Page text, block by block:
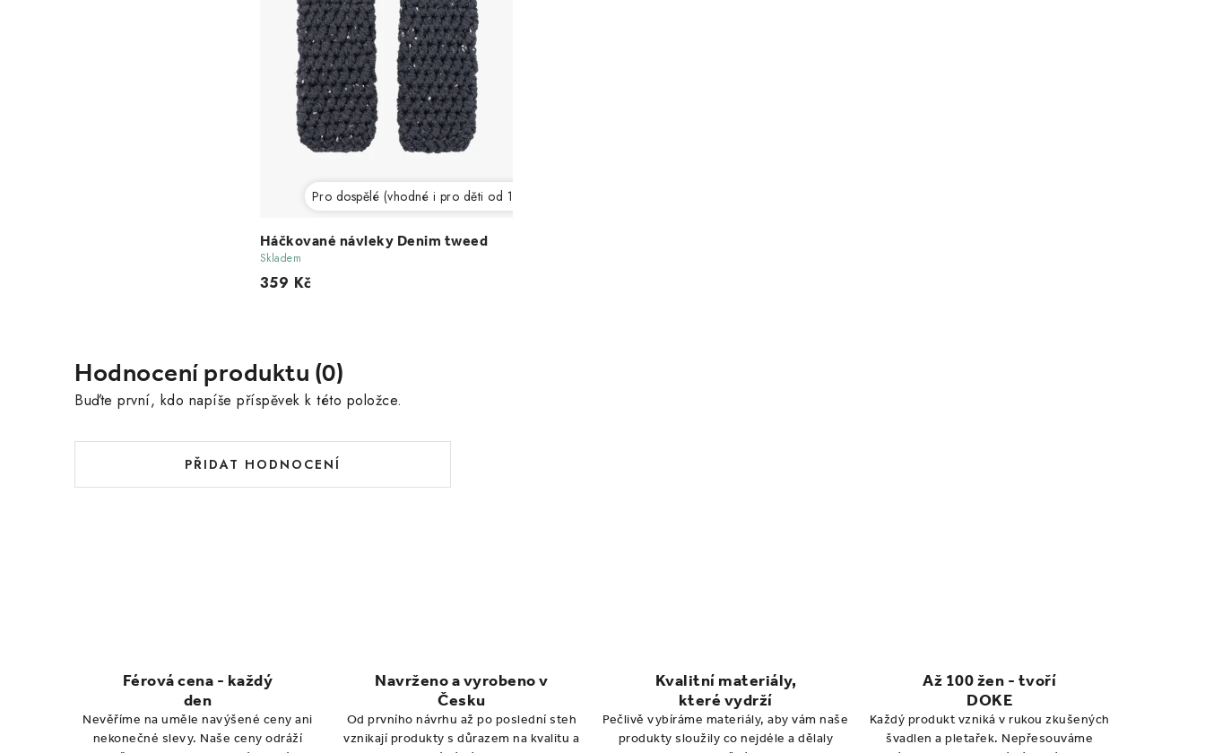
Férová cena - každý
den
Nevěříme na uměle navýšené ceny ani
nekonečné slevy. Naše ceny odráží
Navrženo a vyrobeno v
Česku
Od prvního návrhu až po poslední steh
vznikají produkty s důrazem na kvalitu a
Kvalitní materiály,
které vydrží
Pečlivě vybíráme materiály, aby vám naše
produkty sloužily co nejdéle a dělaly
Až 100 žen - tvoří
DOKE
Každý produkt vzniká v rukou zkušených
švadlen a pletařek. Nepřesouváme
Hodnocení produktu (0)
Buďte první, kdo napíše příspěvek k této položce.
PŘIDAT HODNOCENÍ
Háčkované návleky Denim tweed
Pro dospělé (vhodné i pro děti od 12 let)
Skladem
359 Kč